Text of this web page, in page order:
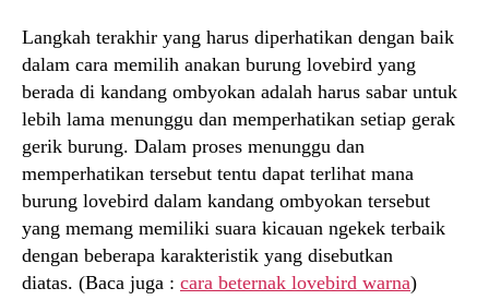
Langkah terakhir yang harus diperhatikan dengan baik
dalam cara memilih anakan burung lovebird yang
berada di kandang ombyokan adalah harus sabar untuk
lebih lama menunggu dan memperhatikan setiap gerak
gerik burung. Dalam proses menunggu dan
memperhatikan tersebut tentu dapat terlihat mana
burung lovebird dalam kandang ombyokan tersebut
yang memang memiliki suara kicauan ngekek terbaik
dengan beberapa karakteristik yang disebutkan
diatas. (Baca juga : cara beternak lovebird warna)